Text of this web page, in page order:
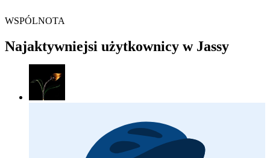
WSPÓLNOTA
Najaktywniejsi użytkownicy w Jassy